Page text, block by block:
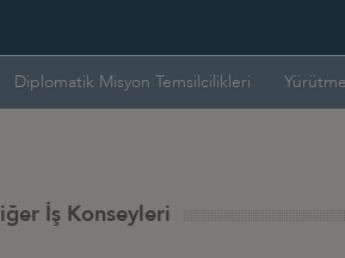
Diplomatik Misyon Temsilcilikleri
İş Konseyleri